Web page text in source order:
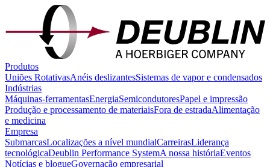
Produtos
Uniões RotativasAnéis deslizantesSistemas de vapor e condensados
Indústrias
Máquinas-ferramentasEnergiaSemicondutoresPapel e impressão
Produção e processamento de materiaisFora de estradaAlimentação
e medicina
Empresa
SubmarcasLocalizações a nível mundialCarreirasLiderança
tecnológicaDeublin Performance SystemA nossa históriaEventos
Notícias e blogueGovernação empresarial